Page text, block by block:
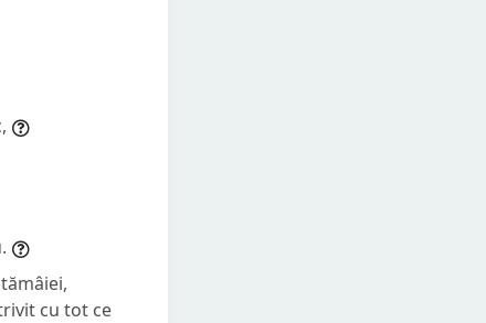
cu tot ce